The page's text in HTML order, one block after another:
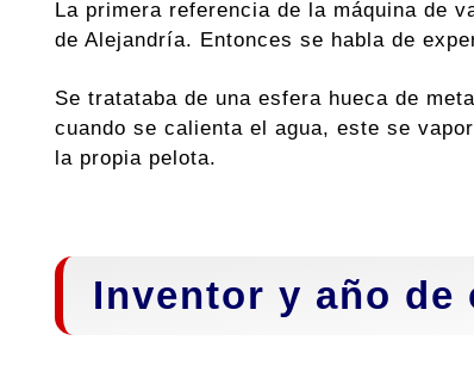
La primera referencia de la máquina de
de Alejandría. Entonces se habla de
Se tratataba de una esfera hueca de
cuando se calienta el agua, este se
la propia pelota.
Inventor y año de